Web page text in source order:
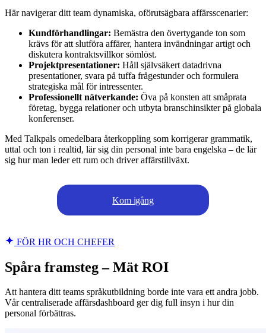
Här navigerar ditt team dynamiska, oförutsägbara affärsscenarier:
Kundförhandlingar: Bemästra den övertygande ton som
krävs för att slutföra affärer, hantera invändningar artigt och
diskutera kontraktsvillkor sömlöst.
Projektpresentationer: Håll självsäkert datadrivna
presentationer, svara på tuffa frågestunder och formulera
strategiska mål för intressenter.
Professionellt nätverkande: Öva på konsten att småprata
företag, bygga relationer och utbyta branschinsikter på globala
konferenser.
Med Talkpals omedelbara återkoppling som korrigerar grammatik,
uttal och ton i realtid, lär sig din personal inte bara engelska – de lär
sig hur man leder ett rum och driver affärstillväxt.
Kom igång
FÖR HR OCH CHEFER
Spåra framsteg – Mät ROI
Att hantera ditt teams språkutbildning borde inte vara ett andra jobb.
Vår centraliserade affärsdashboard ger dig full insyn i hur din
personal förbättras.